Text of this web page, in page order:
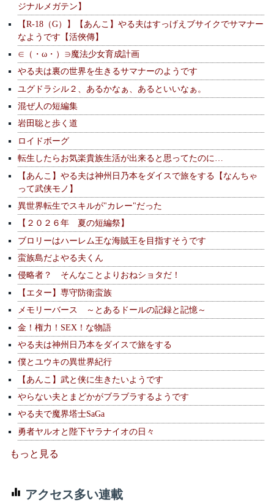
ジナルメガテン】
【R-18（G）】【あんこ】やる夫はすっげえブサイクでサマナー
なようです【活俠傳】
∈（・ω・）∋魔法少女育成計画
やる夫は裏の世界を生きるサマナーのようです
ユグドラシル２、あるかなぁ、あるといいなぁ。
混ぜ人の短編集
岩田聡と歩く道
ロイドボーグ
転生したらお気楽貴族生活が出来ると思ってたのに…
【あんこ】やる夫は神州日乃本をダイスで旅をする【なんちゃ
って武侠モノ】
異世界転生でスキルが"カレー"だった
【２０２６年 夏の短編祭】
ブロリーはハーレム王な海賊王を目指すそうです
蛮族島だよやる夫くん
侵略者？ そんなことよりおねショタだ！
【エター】専守防衛蛮族
メモリーバース ～とあるドールの記録と記憶～
金！権力！SEX！な物語
やる夫は神州日乃本をダイスで旅をする
僕とユウキの異世界紀行
【あんこ】武と侠に生きたいようです
やらない夫とまどかがブラブラするようです
やる夫で魔界塔士SaGa
勇者ヤルオと陛下ヤラナイオの日々
もっと見る
アクセス多い連載